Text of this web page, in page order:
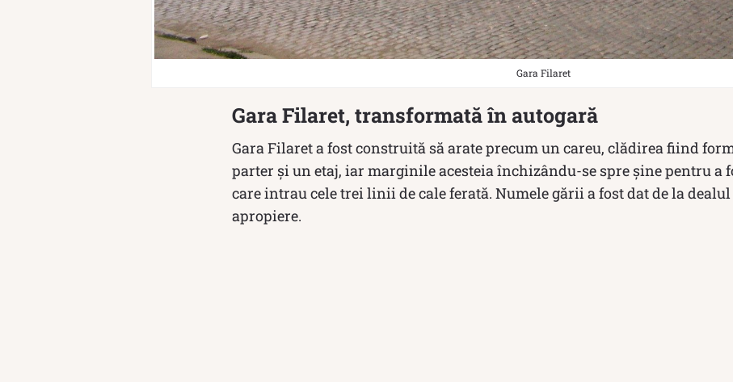
Gara Filaret
Gara Filaret, transformată în autogară
Gara Filaret a fost construită să arate precum un careu, clădirea fiind
parter și un etaj, iar marginile acesteia închizându-se spre șine pentru a
care intrau cele trei linii de cale ferată. Numele gării a fost dat de la
apropiere.